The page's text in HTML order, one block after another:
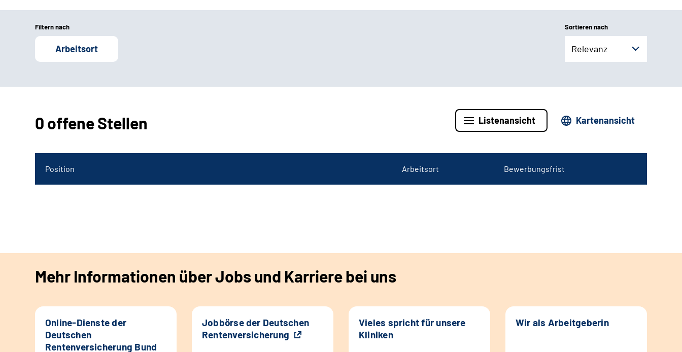
Filtern nach
Arbeitsort
Sortieren nach
Relevanz
0 offene Stellen Listenansicht Kartenansicht
Position Arbeitsort Bewerbungsfrist
Mehr Informationen über Jobs und Karriere bei uns
Online-Dienste der
Deutschen
Rentenversicherung Bund
Jobbörse der Deutschen
Rentenversicherung
Vieles spricht für unsere
Kliniken
Wir als Arbeitgeberin